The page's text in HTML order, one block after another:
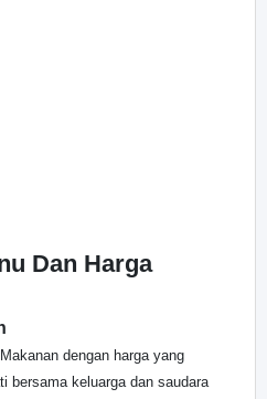
Dan Harga
dengan harga yang
bersama keluarga dan saudara